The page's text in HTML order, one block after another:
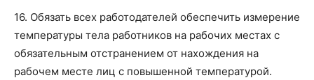
16. Обязать всех работодателей обеспечить измерение
температуры тела работников на рабочих местах с
обязательным отстранением от нахождения на
рабочем месте лиц с повышенной температурой.